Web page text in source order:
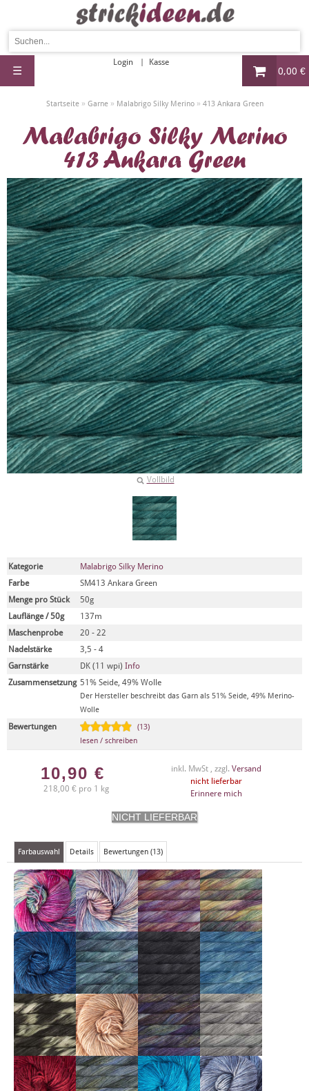
0,00 €
Login Kasse
☰
Startseite» Garne» Malabrigo Silky Merino» 413 Ankara Green
Malabrigo Silky Merino
413 Ankara Green
Vollbild
Kategorie
Malabrigo Silky Merino
Farbe
SM413 Ankara Green
Menge pro Stück
50g
Lauflänge / 50g
137m
Maschenprobe
20 - 22
Nadelstärke
3,5 - 4
Garnstärke
DK (11 wpi) Info
Zusammensetzung 51% Seide, 49% Wolle
Der Hersteller beschreibt das Garn als 51% Seide, 49% Merino-
Wolle
Bewertungen
(13)
lesen / schreiben
10,90 €
218,00 € pro 1 kg
inkl. MwSt , zzgl. Versand
nicht lieferbar
Erinnere mich
Farbauswahl Details Bewertungen (13)